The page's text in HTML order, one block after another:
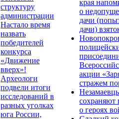
структуру
администрации
Настало время
назвать
победителей
конкурса
«Движение
вверх»!
Археологи
подвели итоги
исследований в
разных уголках
юга России,
края
о
дачи
дачи)
акции
стражем
сохраняют
о героях